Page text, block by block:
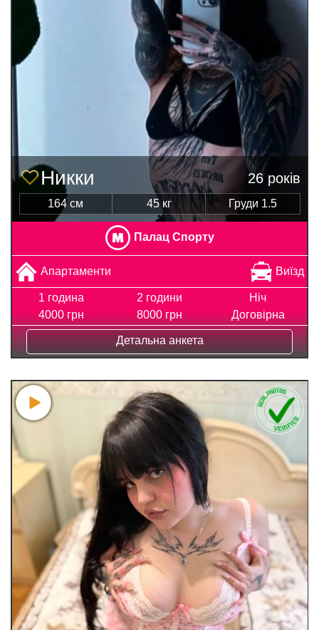
Никки 26 років
164 см 45 кг Груди 1.5
Палац Спорту
Апартаменти Виїзд
1 година
4000 грн
2 години
8000 грн
Ніч
Договірна
Детальна анкета